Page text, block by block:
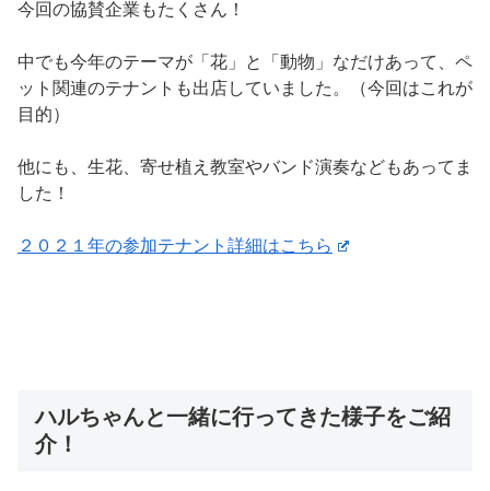
今回の協賛企業もたくさん！
中でも今年のテーマが「花」と「動物」なだけあって、ペ
ット関連のテナントも出店していました。（今回はこれが
目的）
他にも、生花、寄せ植え教室やバンド演奏などもあってま
した！
２０２１年の参加テナント詳細はこちら
ハルちゃんと一緒に行ってきた様子をご紹
介！